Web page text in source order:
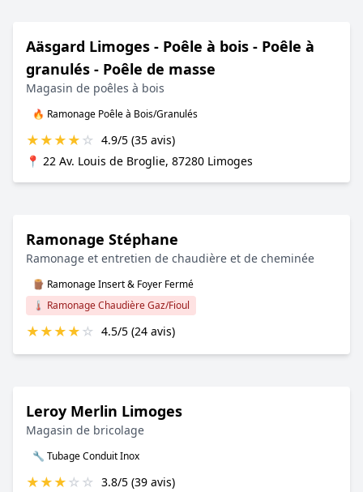
Aäsgard Limoges - Poêle à bois - Poêle à
granulés - Poêle de masse
Magasin de poêles à bois
🔥 Ramonage Poêle à Bois/Granulés
★★★★☆ 4.9/5 (35 avis)
📍 22 Av. Louis de Broglie, 87280 Limoges
Ramonage Stéphane
Ramonage et entretien de chaudière et de cheminée
🪵 Ramonage Insert & Foyer Fermé
🌡️ Ramonage Chaudière Gaz/Fioul
★★★★☆ 4.5/5 (24 avis)
Leroy Merlin Limoges
Magasin de bricolage
🔧 Tubage Conduit Inox
★★★☆☆ 3.8/5 (39 avis)